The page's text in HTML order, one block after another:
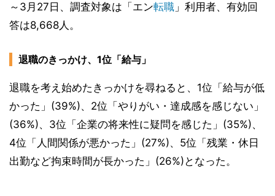
～3月27日、調査対象は「エン転職 」利用者、有効回
答は8,668人。
退職のきっかけ、1位「給与」
退職を考え始めたきっかけを尋ねると、1位「給与が低
かった」(39%)、2位「やりがい・達成感を感じない」
(36%)、3位「企業の将来性に疑問を感じた」(35%)、
4位「人間関係が悪かった」(27%)、5位「残業・休日
出勤など拘束時間が長かった」(26%)となった。